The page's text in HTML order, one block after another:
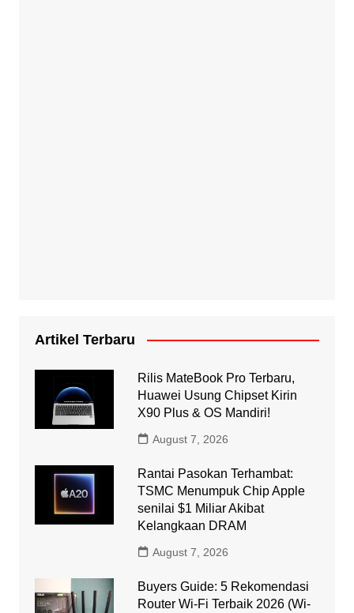
Artikel Terbaru
Rilis MateBook Pro Terbaru,
Huawei Usung Chipset Kirin
X90 Plus & OS Mandiri!
August 7, 2026
Rantai Pasokan Terhambat:
TSMC Menumpuk Chip Apple
senilai $1 Miliar Akibat
Kelangkaan DRAM
August 7, 2026
Buyers Guide: 5 Rekomendasi
Router Wi-Fi Terbaik 2026 (Wi-